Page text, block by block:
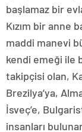
başlamaz bir
Kızım bir anne
maddi manevi
kendi emeği ile
takipçisi olan,
Brezilya’ya,
İsveç’e,
insanları